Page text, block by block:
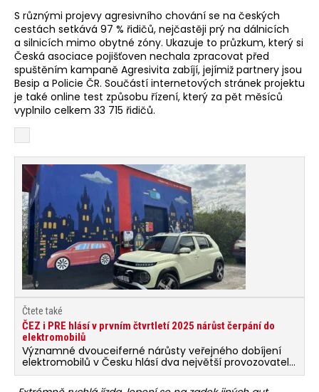
S různými projevy agresivního chování se na českých
cestách setkává 97 % řidičů, nejčastěji prý na dálnicích
a silnicích mimo obytné zóny. Ukazuje to průzkum, který si
Česká asociace pojišťoven nechala zpracovat před
spuštěním kampaně Agresivita zabíjí, jejímiž partnery jsou
Besip a Policie ČR. Součástí internetových stránek projektu
je také online test způsobu řízení, který za pět měsíců
vyplnilo celkem 33 715 řidičů.
Čtete také
ČEZ i PRE hlásí v prvním čtvrtletí 2025 nárůst čerpání do
elektromobilů
Významné dvouceiferné nárůsty veřejného dobíjení
elektromobilů v Česku hlásí dva největší provozovatelé
dobíjecích stanic – ČEZ a PRE.